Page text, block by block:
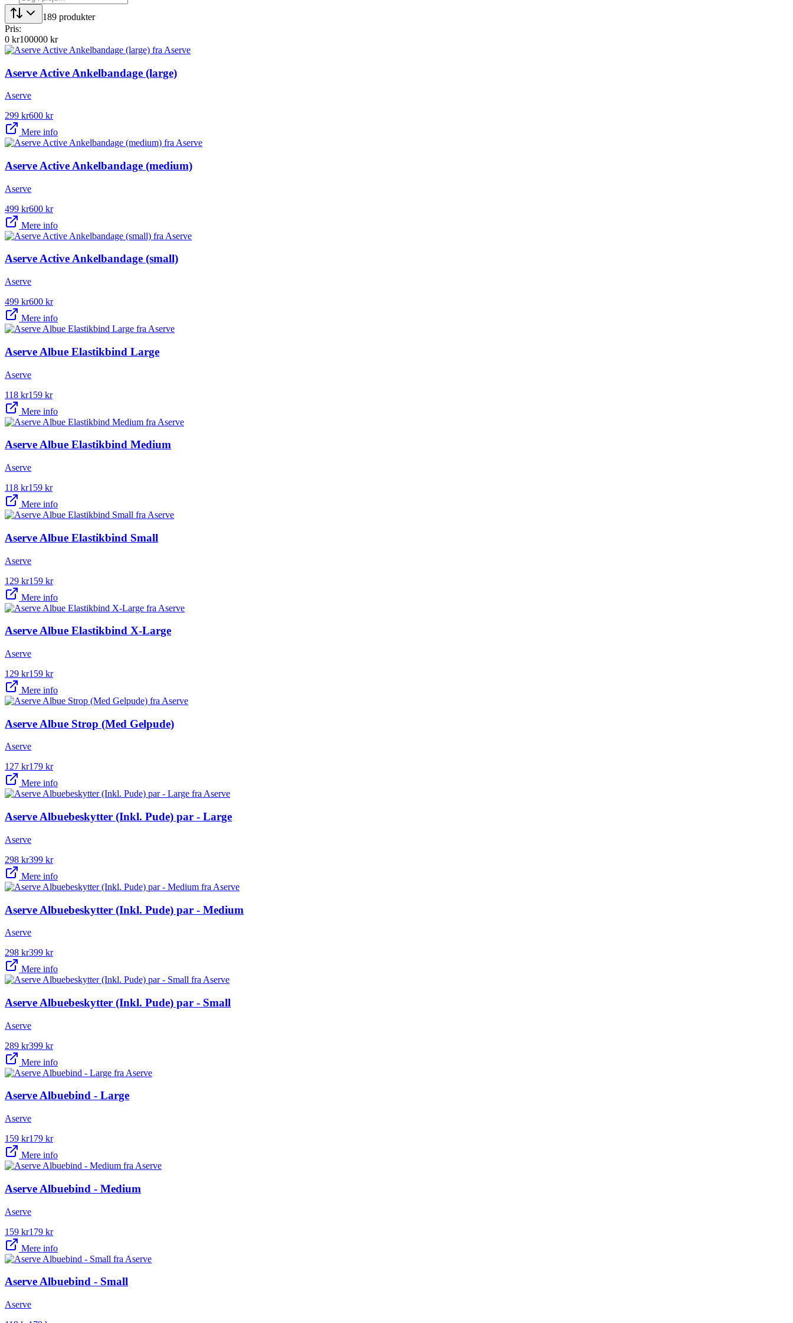
189 produkter
Pris:
0 kr100000 kr
Aserve Active Ankelbandage (large)
Aserve
299 kr600 kr
Mere info
Aserve Active Ankelbandage (medium)
Aserve
499 kr600 kr
Mere info
Aserve Active Ankelbandage (small)
Aserve
499 kr600 kr
Mere info
Aserve Albue Elastikbind Large
Aserve
118 kr159 kr
Mere info
Aserve Albue Elastikbind Medium
Aserve
118 kr159 kr
Mere info
Aserve Albue Elastikbind Small
Aserve
129 kr159 kr
Mere info
Aserve Albue Elastikbind X-Large
Aserve
129 kr159 kr
Mere info
Aserve Albue Strop (Med Gelpude)
Aserve
127 kr179 kr
Mere info
Aserve Albuebeskytter (Inkl. Pude) par - Large
Aserve
298 kr399 kr
Mere info
Aserve Albuebeskytter (Inkl. Pude) par - Medium
Aserve
298 kr399 kr
Mere info
Aserve Albuebeskytter (Inkl. Pude) par - Small
Aserve
289 kr399 kr
Mere info
Aserve Albuebind - Large
Aserve
159 kr179 kr
Mere info
Aserve Albuebind - Medium
Aserve
159 kr179 kr
Mere info
Aserve Albuebind - Small
Aserve